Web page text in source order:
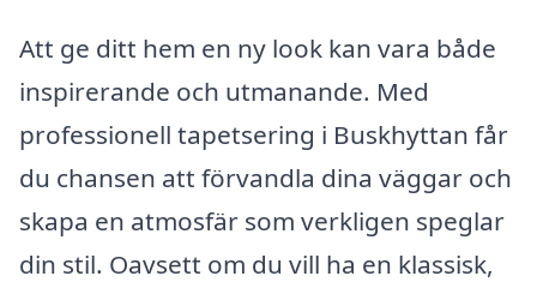
Att ge ditt hem en ny look kan vara både
inspirerande och utmanande. Med
professionell tapetsering i Buskhyttan får
du chansen att förvandla dina väggar och
skapa en atmosfär som verkligen speglar
din stil. Oavsett om du vill ha en klassisk,